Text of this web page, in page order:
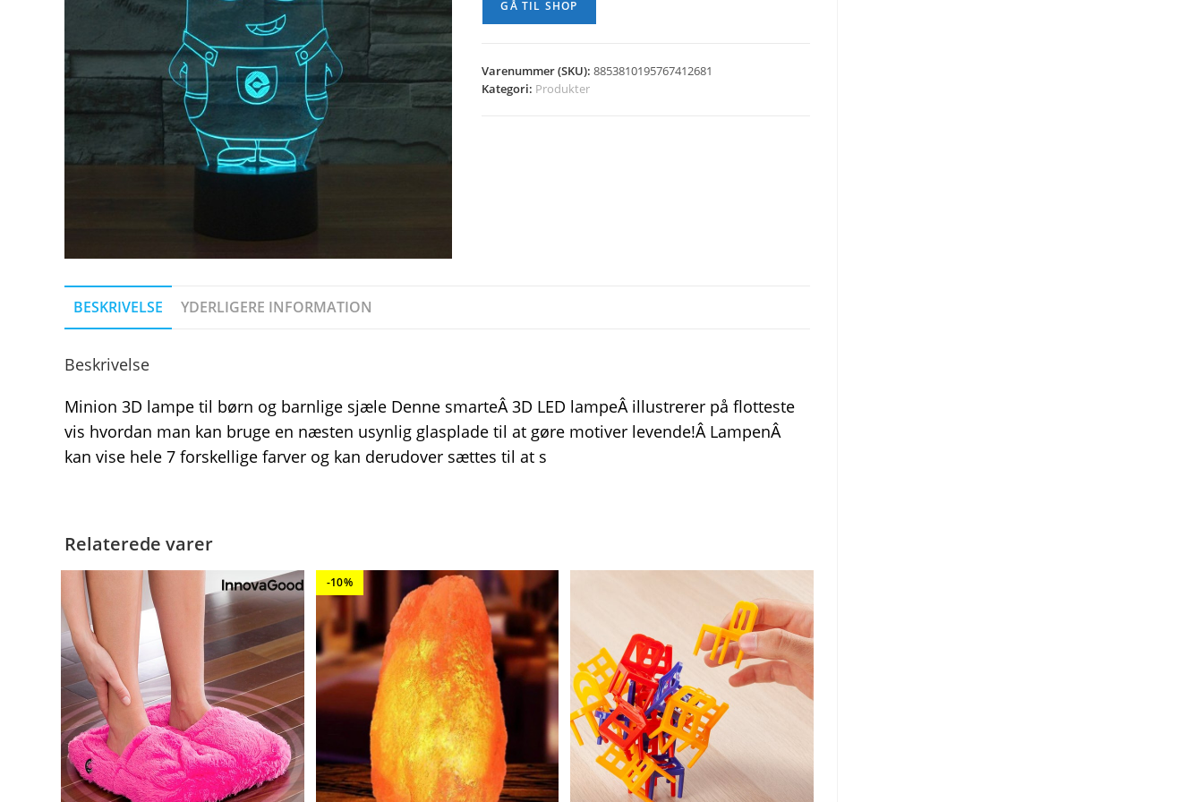
GÅ TIL SHOP
Varenummer (SKU):8853810195767412681
Kategori: Produkter
BESKRIVELSE YDERLIGERE INFORMATION
Beskrivelse
Minion 3D lampe til børn og barnlige sjæle Denne smarteÂ 3D LED lampeÂ illustrerer på flotteste
vis hvordan man kan bruge en næsten usynlig glasplade til at gøre motiver levende!Â LampenÂ
kan vise hele 7 forskellige farver og kan derudover sættes til at s
Relaterede varer
-10%